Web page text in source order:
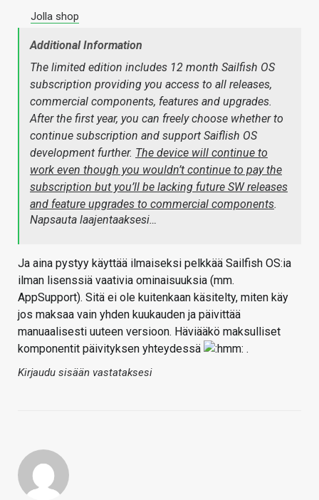
Jolla shop
Additional Information
The limited edition includes 12 month Sailfish OS
subscription providing you access to all releases,
commercial components, features and upgrades.
After the first year, you can freely choose whether to
continue subscription and support Saiflish OS
development further. The device will continue to
work even though you wouldn’t continue to pay the
subscription but you’ll be lacking future SW releases
and feature upgrades to commercial components.
Napsauta laajentaaksesi…
Ja aina pystyy käyttää ilmaiseksi pelkkää Sailfish OS:ia
ilman lisenssiä vaativia ominaisuuksia (mm.
AppSupport). Sitä ei ole kuitenkaan käsitelty, miten käy
jos maksaa vain yhden kuukauden ja päivittää
manuaalisesti uuteen versioon. Häviääkö maksulliset
komponentit päivityksen yhteydessä
.
Kirjaudu sisään vastataksesi